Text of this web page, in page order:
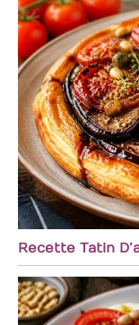
Recette Tatin